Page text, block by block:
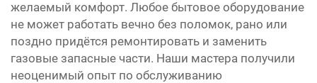
желаемый комфорт. Любое бытовое оборудование
не может работать вечно без поломок, рано или
поздно придётся ремонтировать и заменить
газовые запасные части. Наши мастера получили
неоценимый опыт по обслуживанию